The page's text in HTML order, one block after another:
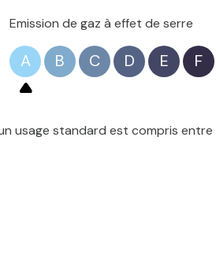
Emission de gaz à effet de serre
A B C D E F
usage standard est compris